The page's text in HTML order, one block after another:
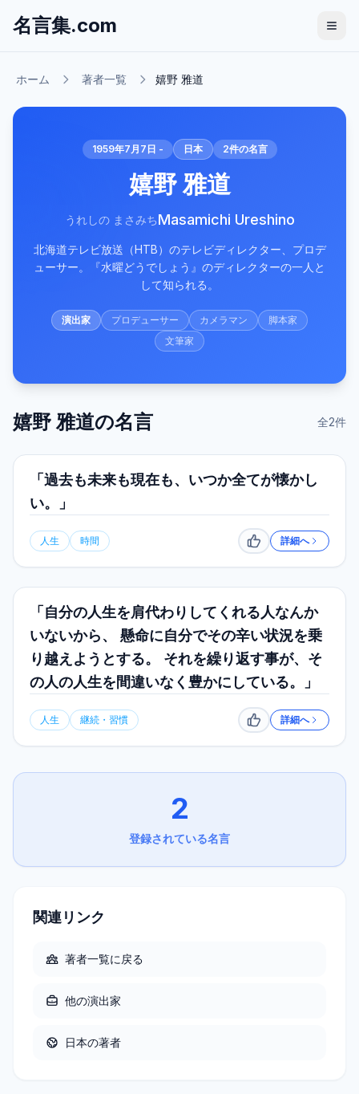
名言集.com
ホーム 著者一覧 嬉野 雅道
1959年7月7日 - 日本 2件の名言
嬉野 雅道
うれしの まさみちMasamichi Ureshino
北海道テレビ放送（HTB）のテレビディレクター、プロデ
ューサー。『水曜どうでしょう』のディレクターの一人と
して知られる。
演出家 プロデューサー カメラマン
脚本家
文筆家
嬉野 雅道の名言 全2件
「過去も未来も現在も、いつか全てが懐かし
い。」
人生 時間 いいね詳細へ
「自分の人生を肩代わりしてくれる人なんか
いないから、 懸命に自分でその辛い状況を乗
り越えようとする。 それを繰り返す事が、そ
の人の人生を間違いなく豊かにしている。」
人生 継続・習慣 いいね詳細へ
2
登録されている名言
関連リンク
著者一覧に戻る
他の演出家
日本の著者